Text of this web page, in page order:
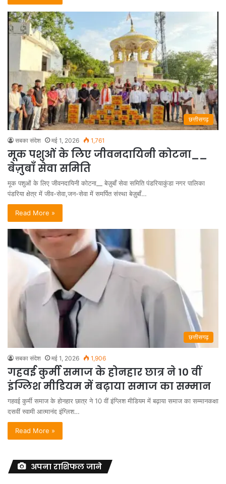
छत्तीसगढ़
सबका संदेश मई 1, 2026 1,761
मूक पशुओं के लिए जीवनदायिनी कोटना__
बेज़ुबाँ सेवा समिति
मूक पशुओं के लिए जीवनदायिनी कोटना__ बेज़ुबाँ सेवा समिति पंडरियाकुंडा नगर पालिका
पंडरिया क्षेत्र में जीव-सेवा,जन-सेवा में समर्पित संस्था बेज़ुबाँ…
Read More »
छत्तीसगढ़
सबका संदेश मई 1, 2026 1,906
गहवई कुर्मी समाज के होनहार छात्र ने 10 वीं
इंग्लिश मीडियम में बढ़ाया समाज का सम्मान
गहवई कुर्मी समाज के होनहार छात्र ने 10 वीं इंग्लिश मीडियम में बढ़ाया समाज का सम्मानकक्षा
दसवीं स्वामी आत्मानंद इंग्लिश…
Read More »
अपना राशिफल जाने